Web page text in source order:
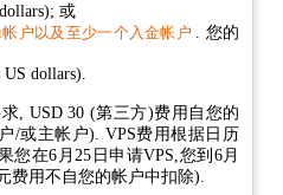
或
户以及至少一个入金帐户
您的
dollars).
, USD 30 (第三方)费用自您的
/或主帐户). VPS费用根据日历
您在6月25日申请VPS,您到6月
费用不自您的帐户中扣除).